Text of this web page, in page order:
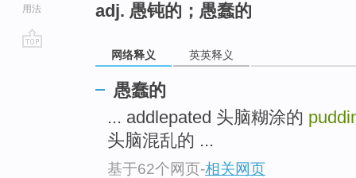
用法
adj. 愚钝的；愚蠢的
网络释义 英英释义
愚蠢的
... addlepated 头脑糊涂的
头脑混乱的 ...
基于62个网页-相关网页